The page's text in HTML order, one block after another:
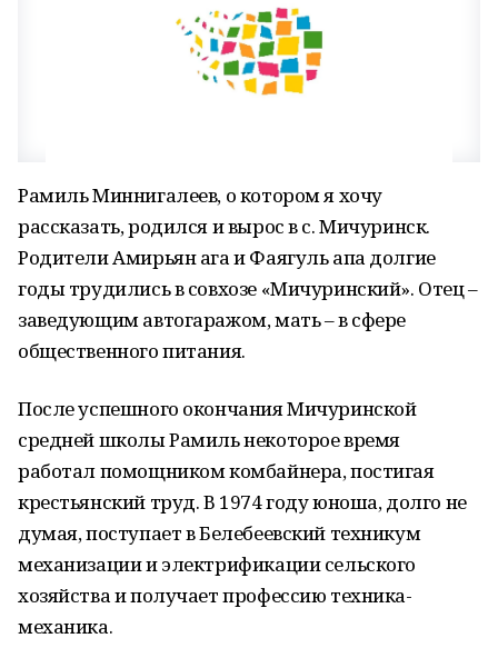
Рамиль Миннигалеев, о котором я хочу
рассказать, родился и вырос в с. Мичуринск.
Родители Амирьян ага и Фаягуль апа долгие
годы трудились в совхозе «Мичуринский». Отец –
заведующим автогаражом, мать – в сфере
общественного питания.
После успешного окончания Мичуринской
средней школы Рамиль некоторое время
работал помощником комбайнера, постигая
крестьянский труд. В 1974 году юноша, долго не
думая, поступает в Белебеевский техникум
механизации и электрификации сельского
хозяйства и получает профессию техника-
механика.